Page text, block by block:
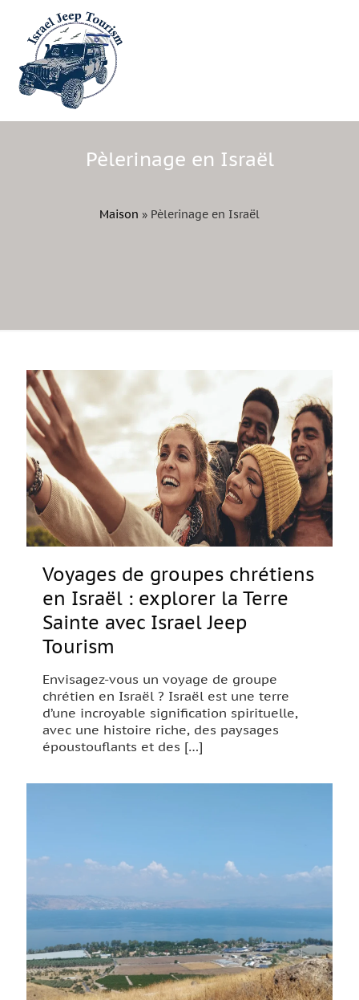
Pèlerinage en Israël
Maison » Pèlerinage en Israël
Voyages de groupes chrétiens
en Israël : explorer la Terre
Sainte avec Israel Jeep
Tourism
Envisagez-vous un voyage de groupe
chrétien en Israël ? Israël est une terre
d’une incroyable signification spirituelle,
avec une histoire riche, des paysages
époustouflants et des […]